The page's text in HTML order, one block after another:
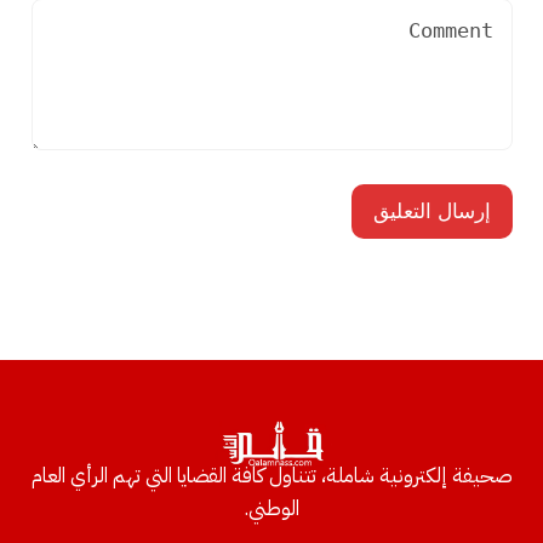
صحيفة إلكترونية شاملة، تتناول كافة القضايا التي تهم الرأي العام
الوطني.